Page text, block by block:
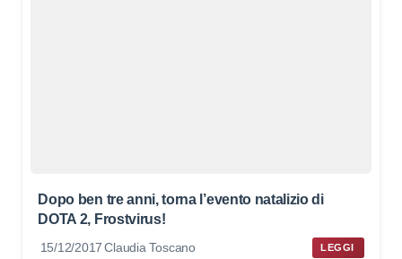
Dopo ben tre anni, torna l’evento natalizio di
DOTA 2, Frostvirus!
15/12/2017 Claudia Toscano LEGGI